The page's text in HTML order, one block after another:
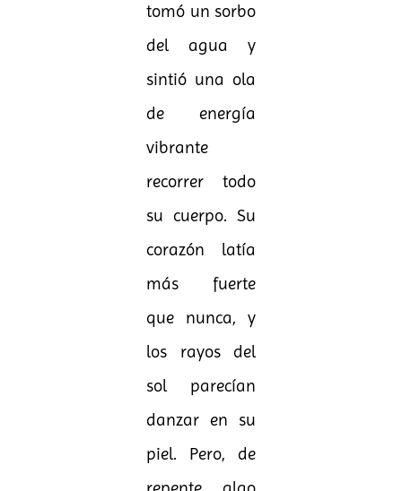
tomó un sorbo
del agua y
sintió una ola
de energía
vibrante
recorrer todo
su cuerpo. Su
corazón latía
más fuerte
que nunca, y
los rayos del
sol parecían
danzar en su
piel. Pero, de